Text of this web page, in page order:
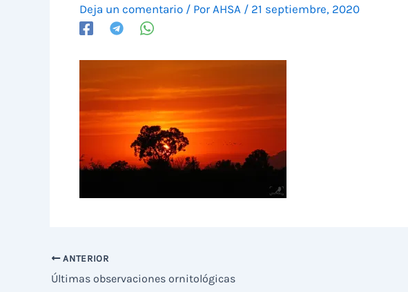
Deja un comentario / Por AHSA / 21 septiembre, 2020
ANTERIOR
Últimas observaciones ornitológicas